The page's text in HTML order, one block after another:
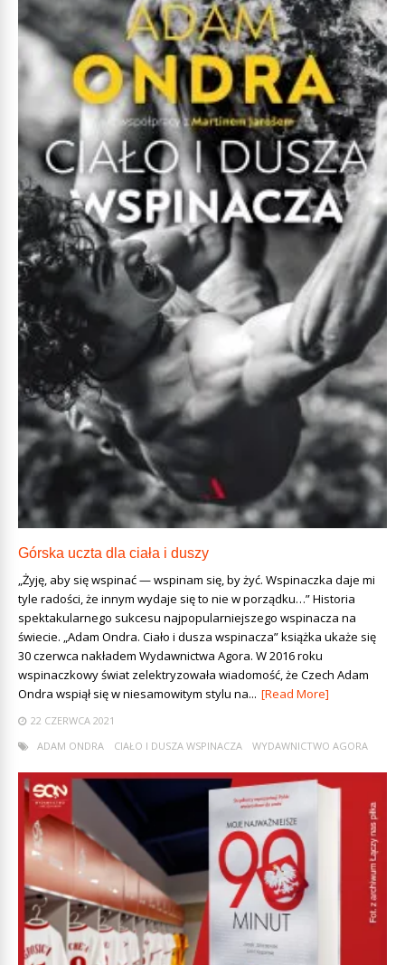
Górska uczta dla ciała i duszy
„Żyję, aby się wspinać — wspinam się, by żyć. Wspinaczka daje mi
tyle radości, że innym wydaje się to nie w porządku…” Historia
spektakularnego sukcesu najpopularniejszego wspinacza na
świecie. „Adam Ondra. Ciało i dusza wspinacza” książka ukaże się
30 czerwca nakładem Wydawnictwa Agora. W 2016 roku
wspinaczkowy świat zelektryzowała wiadomość, że Czech Adam
Ondra wspiął się w niesamowitym stylu na... [Read More]
22 CZERWCA 2021
ADAM ONDRA
CIAŁO I DUSZA WSPINACZA WYDAWNICTWO AGORA